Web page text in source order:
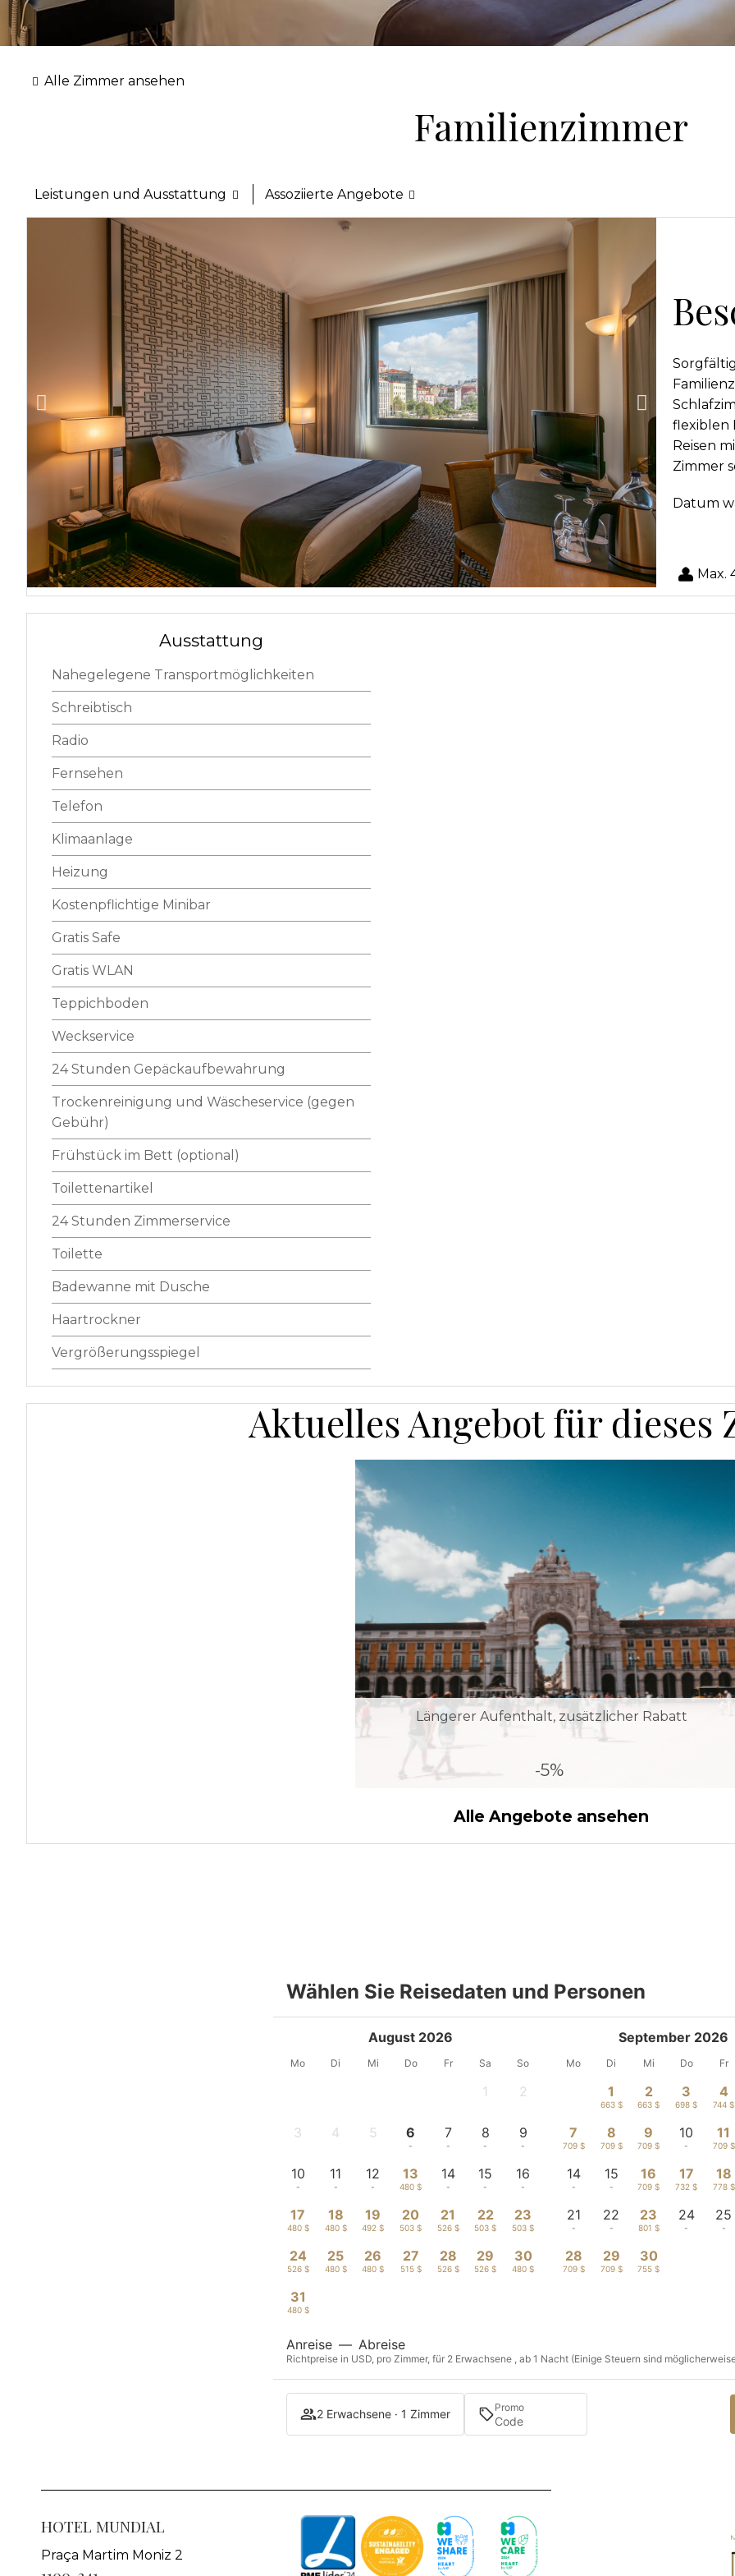
Alle Zimmer ansehen
Familienzimmer
Leistungen und Ausstattung Assoziierte Angebote
Max.
flexiblen
Reisen
Zimmer
Datum
Ausstattung
Nahegelegene Transportmöglichkeiten
Schreibtisch
Radio
Fernsehen
Telefon
Klimaanlage
Heizung
Kostenpflichtige Minibar
Gratis Safe
Gratis WLAN
Teppichboden
Weckservice
24 Stunden Gepäckaufbewahrung
Trockenreinigung und Wäscheservice (gegen
Gebühr)
Frühstück im Bett (optional)
Toilettenartikel
24 Stunden Zimmerservice
Toilette
Badewanne mit Dusche
Haartrockner
Vergrößerungsspiegel
Aktuelles Angebot für dieses
Längerer Aufenthalt, zusätzlicher Rabatt
-5%
Alle Angebote ansehen
Wählen Sie Reisedaten und Personen
August 2026
Mo Di Mi Do Fr Sa So
1 2
3 4 5 6
-
7
-
8
-
9
-
10
-
11
-
12
-
13
480 $
14
-
15
-
16
-
17
480 $
18
480 $
19
492 $
20
503 $
21
526 $
22
503 $
23
503 $
24
526 $
25
480 $
26
480 $
27
515 $
28
526 $
29
526 $
30
480 $
31
480 $
September 2026
Mo Di Mi Do Fr
1
663 $
2
663 $
3
698 $
4
744 $
7
709 $
8
709 $
9
709 $
10
-
11
709 $
14
-
15
-
16
709 $
17
732 $
18
778 $
21
-
22
-
23
801 $
24
-
25
-
28
709 $
29
709 $
30
755 $
Anreise — Abreise
Richtpreise in USD, pro Zimmer, für 2 Erwachsene , ab 1 Nacht (Einige Steuern sind
2 Erwachsene · 1 Zimmer Promo
HOTEL MUNDIAL
Praça Martim Moniz 2